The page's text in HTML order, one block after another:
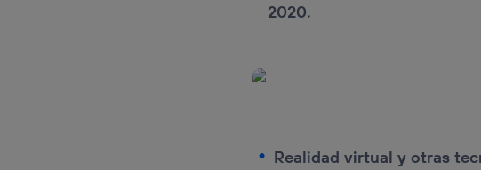
2020.
Realidad virtual y otras